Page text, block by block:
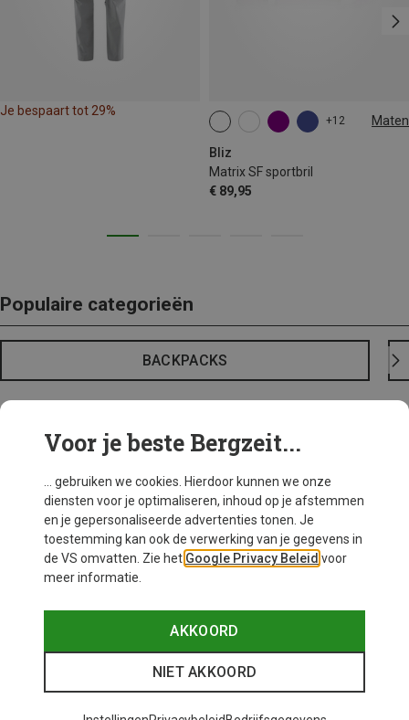
Je bespaart tot 29%
+12 Maten
Bliz
Matrix SF sportbril
€ 89,95
ONE SIZE
Populaire categorieën
BACKPACKS
Voor je beste Bergzeit...
... gebruiken we cookies. Hierdoor kunnen we onze
diensten voor je optimaliseren, inhoud op je afstemmen
en je gepersonaliseerde advertenties tonen. Je
toestemming kan ook de verwerking van je gegevens in
de VS omvatten. Zie het Google Privacy Beleid voor
meer informatie.
AKKOORD
NIET AKKOORD